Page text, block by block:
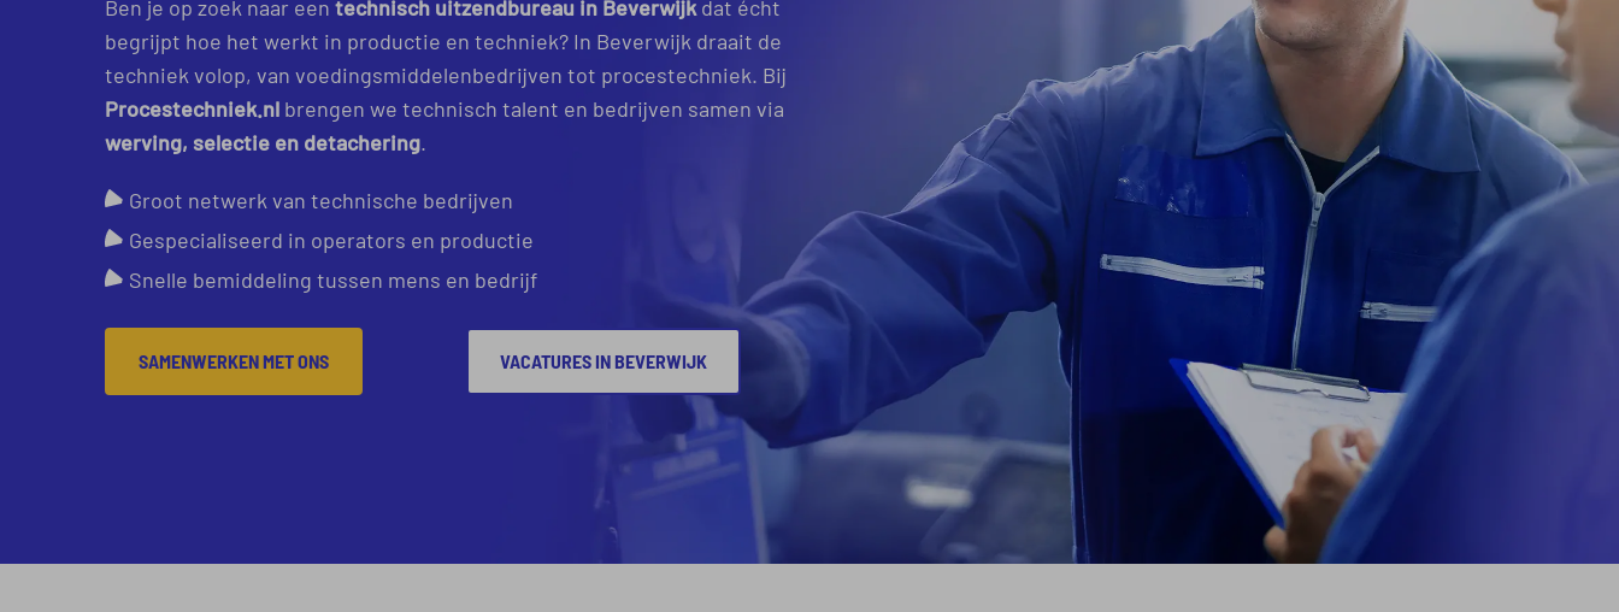
Ben je op zoek naar een technisch uitzendbureau in Beverwijk dat écht
begrijpt hoe het werkt in productie en techniek? In Beverwijk draait de
techniek volop, van voedingsmiddelenbedrijven tot procestechniek. Bij
Procestechniek.nl brengen we technisch talent en bedrijven samen via
werving, selectie en detachering.
Groot netwerk van technische bedrijven
Gespecialiseerd in operators en productie
Snelle bemiddeling tussen mens en bedrijf
SAMENWERKEN MET ONS VACATURES IN BEVERWIJK